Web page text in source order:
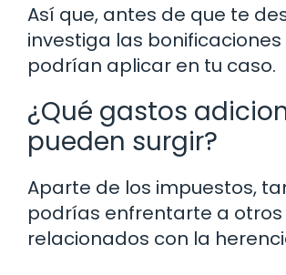
Así que, antes de que te
investiga las bonificaciones
podrían aplicar en tu caso.
¿Qué gastos
pueden surgir?
Aparte de los impuestos,
podrías enfrentarte a
relacionados con la